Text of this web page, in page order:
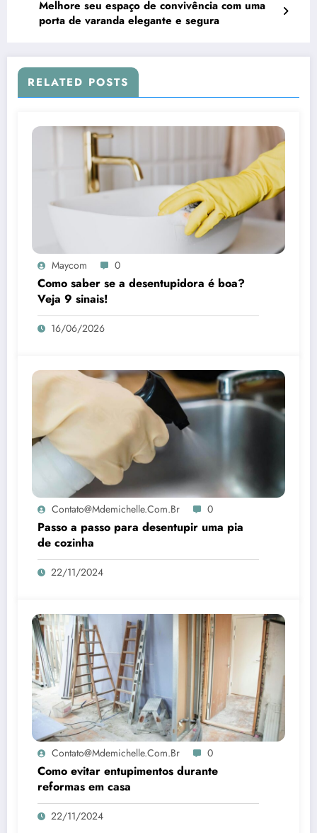
Melhore seu espaço de convivência com uma
porta de varanda elegante e segura
RELATED POSTS
Maycom 0
Como saber se a desentupidora é boa?
Veja 9 sinais!
16/06/2026
Contato@mdemichelle.com.br 0
Passo a passo para desentupir uma pia
de cozinha
22/11/2024
Contato@mdemichelle.com.br 0
Como evitar entupimentos durante
reformas em casa
22/11/2024